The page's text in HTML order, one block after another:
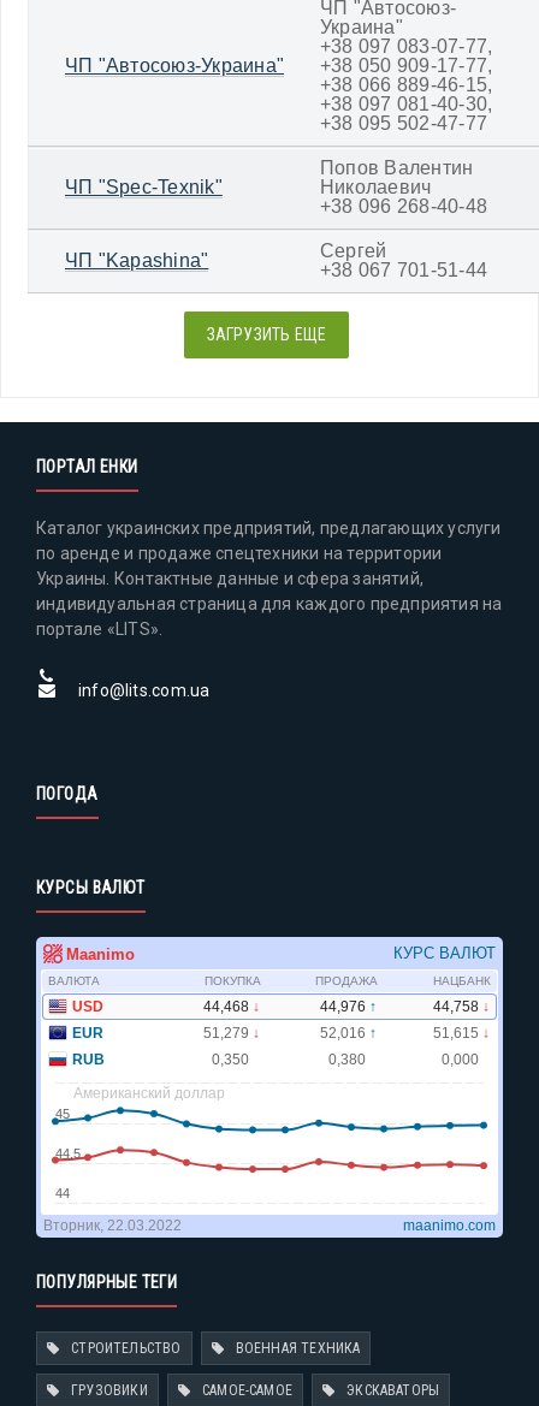
ЧП "Автосоюз-Украина"
ЧП "Автосоюз-
Украина"
+38 097 083-07-77,
+38 050 909-17-77,
+38 066 889-46-15,
+38 097 081-40-30,
+38 095 502-47-77
ЧП "Spec-Texnik"
Попов Валентин
Николаевич
+38 096 268-40-48
ЧП "Kapashina"
Сергей
+38 067 701-51-44
ЗАГРУЗИТЬ ЕЩЕ
ПОРТАЛ ЕНКИ
Каталог украинских предприятий, предлагающих услуги
по аренде и продаже спецтехники на территории
Украины. Контактные данные и сфера занятий,
индивидуальная страница для каждого предприятия на
портале «LITS».
info@lits.com.ua
ПОГОДА
КУРСЫ ВАЛЮТ
ПОПУЛЯРНЫЕ ТЕГИ
СТРОИТЕЛЬСТВО ВОЕННАЯ ТЕХНИКА
ГРУЗОВИКИ САМОЕ-САМОЕ ЭКСКАВАТОРЫ